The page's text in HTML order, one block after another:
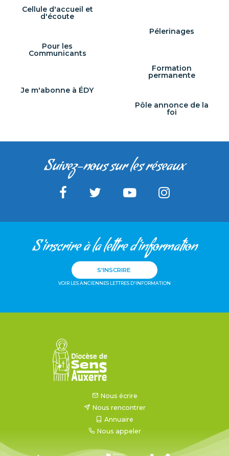
Cellule d'accueil et
d'écoute
Pélerinages
Pour les
Communicants
Formation
permanente
Je m'abonne à ÉDY
Pôle annonce de la
foi
Suivez-nous sur les réseaux
S'inscrire à la lettre d'information
S'INSCRIRE
VOIR LES ANCIENNES LETTRES D'INFORMATION
Nous écrire
Nous rencontrer
Annuaire
Nous appeler